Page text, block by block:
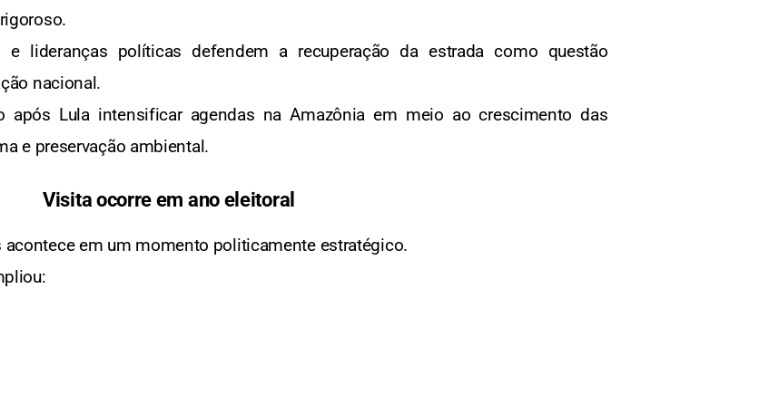
e lideranças políticas defendem a recuperação da estrada como questão
nacional.
após Lula intensificar agendas na Amazônia em meio ao crescimento das
e preservação ambiental.
Visita ocorre em ano eleitoral
acontece em um momento politicamente estratégico.